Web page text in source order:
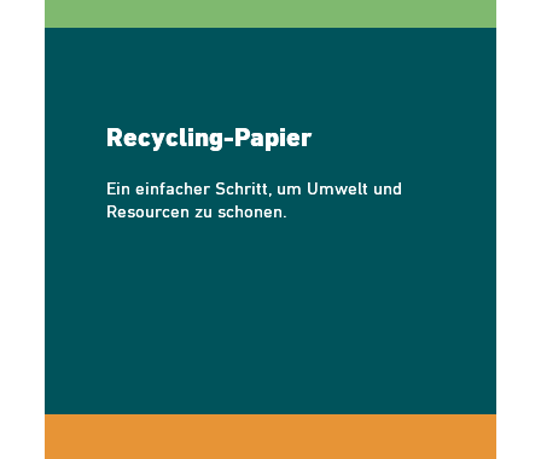
Recycling-Papier
Ein einfacher Schritt, um Umwelt und
Resourcen zu schonen.